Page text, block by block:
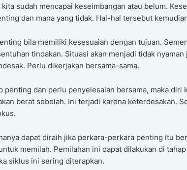
sudah mencapai keseimbangan atau belum.
dan mana yang tidak. Hal-hal tersebut
bila memiliki kesesuaian dengan tujuan.
tindakan. Situasi akan menjadi tidak
Perlu dikerjakan bersama-sama.
penting dan perlu penyelesaian bersama, maka diri
berat sebelah. Ini terjadi karena keterdesakan.
dapat diraih jika perkara-perkara penting itu
memilah. Pemilahan ini dapat dilakukan di
siklus ini sering diterapkan.